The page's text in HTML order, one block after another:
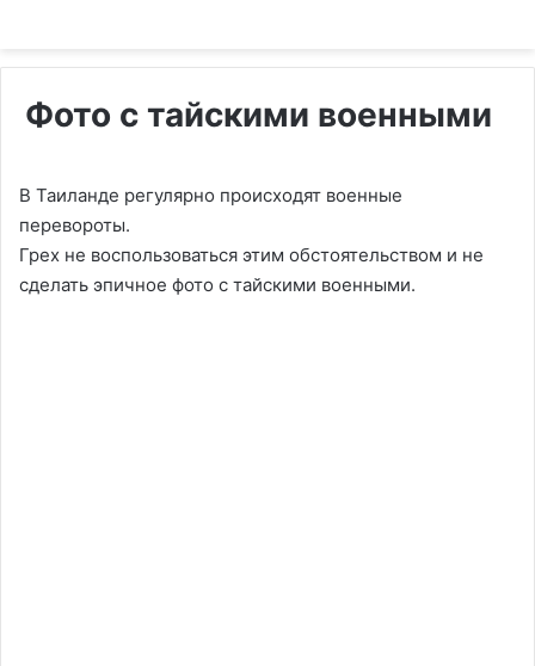
Фото с тайскими военными
В Таиланде регулярно происходят военные
перевороты.
Грех не воспользоваться этим обстоятельством и не
сделать эпичное фото с тайскими военными.